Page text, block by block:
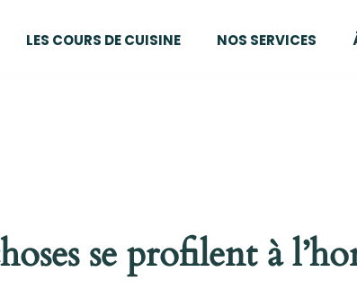
LES COURS DE CUISINE NOS SERVICES
se profilent à